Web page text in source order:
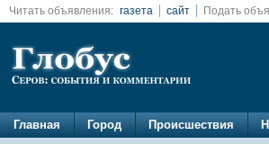
Читать объявления: газета сайт Подать
Главная Город Происшествия